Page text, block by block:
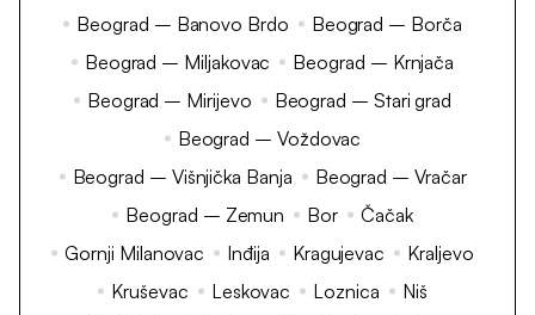
Beograd – Banovo Brdo
Beograd – Borča
Beograd – Miljakovac
Beograd – Krnjača
Beograd – Mirijevo
Beograd – Stari grad
Beograd – Voždovac
Beograd – Višnjička Banja
Beograd – Vračar
Beograd – Zemun
Bor
Čačak
Gornji Milanovac
Inđija Kragujevac
Kraljevo
Kruševac
Leskovac Loznica
Niš